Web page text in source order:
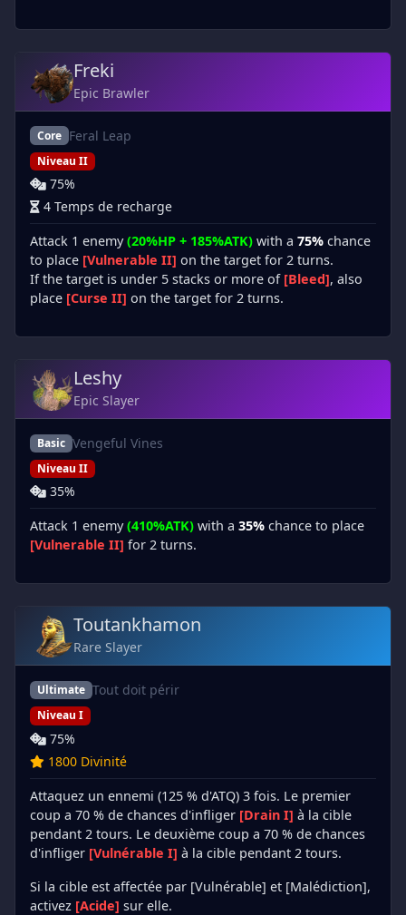
Freki
Epic Brawler
Core Feral Leap
Niveau II
75%
4 Temps de recharge
Attack 1 enemy(20%HP + 185%ATK) with a 75% chance
to place [Vulnerable II] on the target for 2 turns.
If the target is under 5 stacks or more of [Bleed], also
place [Curse II] on the target for 2 turns.
Leshy
Epic Slayer
Basic Vengeful Vines
Niveau II
35%
Attack 1 enemy(410%ATK) with a 35% chance to place
[Vulnerable II] for 2 turns.
Toutankhamon
Rare Slayer
Ultimate Tout doit périr
Niveau I
75%
1800 Divinité
Attaquez un ennemi (125 % d'ATQ) 3 fois. Le premier
coup a 70 % de chances d'infliger [Drain I] à la cible
pendant 2 tours. Le deuxième coup a 70 % de chances
d'infliger [Vulnérable I] à la cible pendant 2 tours.
Si la cible est affectée par [Vulnérable] et [Malédiction],
activez [Acide] sur elle.